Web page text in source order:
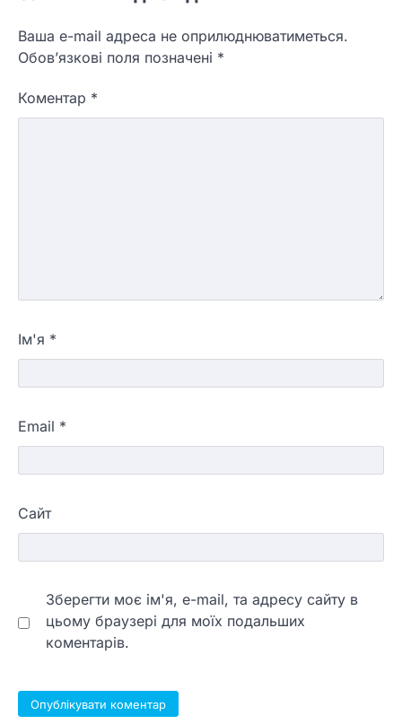
Ваша e-mail адреса не оприлюднюватиметься.
Обов’язкові поля позначені *
Коментар *
Ім'я *
Email *
Сайт
Зберегти моє ім'я, e-mail, та адресу сайту в
цьому браузері для моїх подальших
коментарів.